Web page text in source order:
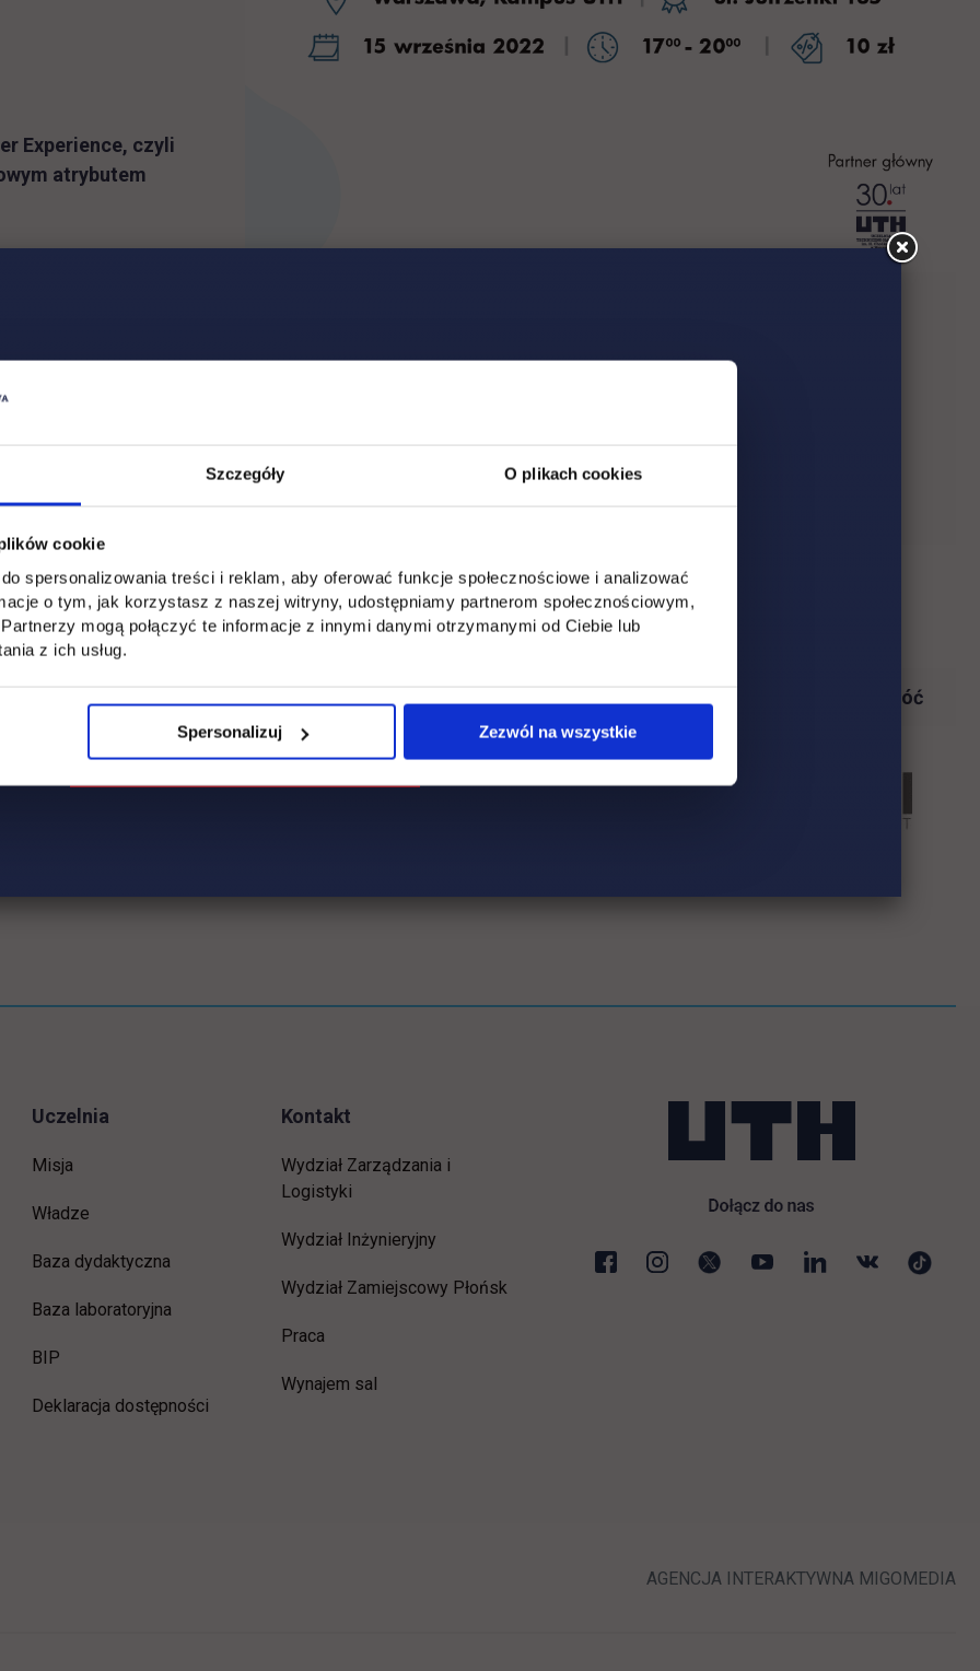
Szczegóły O plikach cookies
cookie
spersonalizowania treści i reklam, aby oferować funkcje społecznościowe i analizować
o tym, jak korzystasz z naszej witryny, udostępniamy partnerom społecznościowym,
mogą połączyć te informacje z innymi danymi otrzymanymi od Ciebie lub
z ich usług.
Spersonalizuj Zezwól na wszystkie
Experience, czyli
atrybutem
nie współczucie. UX designer i jego rola w budowaniu społecznej odpowiedzialności
karcie
Wróć
Uczelnia
Misja
Władze
Baza dydaktyczna
Baza laboratoryjna
BIP
Deklaracja dostępności
Kontakt
Wydział Zarządzania i
Logistyki
Wydział Inżynieryjny
Wydział Zamiejscowy Płońsk
Pracalink otwiera się w nowej karcie
Wynajem sal
AGENCJA INTERAKTYWNA LINK OTWIERA
MIGOMEDIA